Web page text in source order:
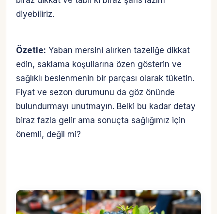
diyebiliriz.
Özetle: Yaban mersini alırken tazeliğe dikkat
edin, saklama koşullarına özen gösterin ve
sağlıklı beslenmenin bir parçası olarak tüketin.
Fiyat ve sezon durumunu da göz önünde
bulundurmayı unutmayın. Belki bu kadar detay
biraz fazla gelir ama sonuçta sağlığımız için
önemli, değil mi?